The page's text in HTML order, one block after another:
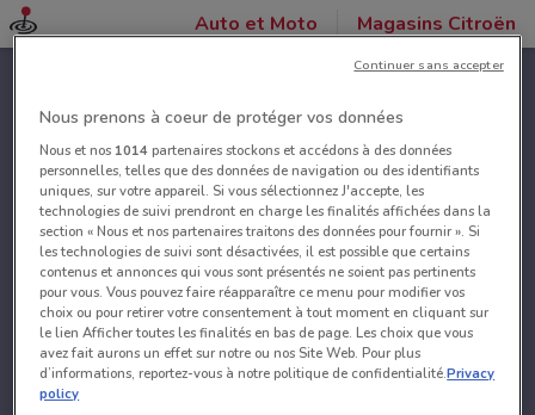
Auto et Moto Magasins Citroën
Nous prenons à coeur de protéger vos données
Nous et nos 1014partenaires stockons et accédons à des données
personnelles, telles que des données de navigation ou des identifiants
uniques, sur votre appareil. Si vous sélectionnez J'accepte, les
technologies de suivi prendront en charge les finalités affichées dans la
section « Nous et nos partenaires traitons des données pour fournir ». Si
les technologies de suivi sont désactivées, il est possible que certains
contenus et annonces qui vous sont présentés ne soient pas pertinents
pour vous. Vous pouvez faire réapparaître ce menu pour modifier vos
choix ou pour retirer votre consentement à tout moment en cliquant sur
le lien Afficher toutes les finalités en bas de page. Les choix que vous
avez fait aurons un effet sur notre ou nos Site Web. Pour plus
d’informations, reportez-vous à notre politique de confidentialité.Privacy
policy
Continuer sans accepter